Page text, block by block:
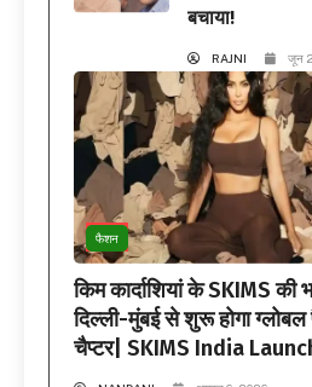
बचाया!
RAJNI जून
फैशन
किम कार्दाशियां के SKIMS की
दिल्ली-मुंबई से शुरू होगा
चैप्टर| SKIMS India